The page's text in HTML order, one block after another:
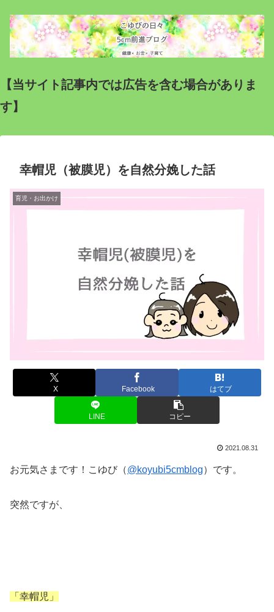
【当サイト記事内では広告を含む場合がありま
す】
幸帽児（被膜児）を自然分娩した話
育児・お出かけ
X Facebook はてブ
LINE コピー
2021.08.31
お元気さまです！こゆび（@koyubi5cmblog）です。
突然ですが、
「幸帽児」